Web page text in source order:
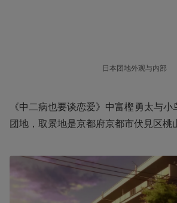
日本团地外观与内部
《中二病也要谈恋爱》中富樫勇太与
团地，取景地是京都府京都市伏見区桃